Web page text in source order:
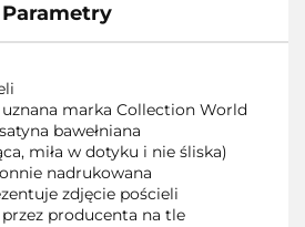
Parametry
marka Collection World
bawełniana
miła w dotyku i nie śliska)
nadrukowana
zdjęcie pościeli
producenta na tle